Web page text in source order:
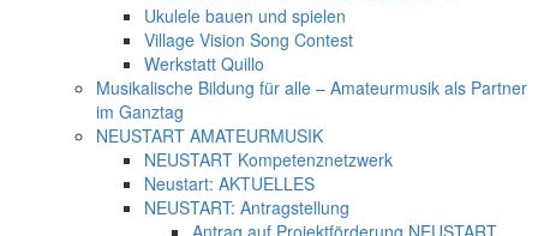
Ukulele bauen und spielen
Village Vision Song Contest
Werkstatt Quillo
Musikalische Bildung für alle – Amateurmusik als Partner
im Ganztag
NEUSTART AMATEURMUSIK
NEUSTART Kompetenznetzwerk
Neustart: AKTUELLES
NEUSTART: Antragstellung
Antrag auf Projektförderung NEUSTART